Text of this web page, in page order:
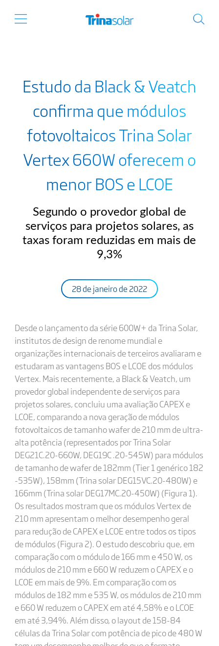
Estudo da Black & Veatch
confirma que módulos
fotovoltaicos Trina Solar
Vertex 660W oferecem o
menor BOS e LCOE
Segundo o provedor global de
serviços para projetos solares, as
taxas foram reduzidas em mais de
9,3%
28 de janeiro de 2022
Desde o lançamento da série 600W+ da Trina Solar,
institutos de design de renome mundial e
organizações internacionais de terceiros avaliaram e
estudaram as vantagens BOS e LCOE dos módulos
Vertex. Mais recentemente, a Black & Veatch, um
provedor global independente de serviços para
projetos solares, concluiu uma avaliação CAPEX e
LCOE, comparando a nova geração de módulos
fotovoltaicos de tamanho wafer de 210 mm de ultra-
alta potência (representados por Trina Solar
DEG21C.20-660W, DEG19C .20-545W) para módulos
de tamanho de wafer de 182mm (Tier 1 genérico 182
-535W), 158mm (Trina solar DEG15VC.20-480W) e
166mm (Trina solar DEG17MC.20-450W) (Figura 1).
Os resultados mostram que os módulos Vertex de
210 mm apresentam o melhor desempenho geral
para redução de CAPEX e LCOE entre todos os tipos
de módulos (Figura 2). O estudo descobriu que, em
comparação com o módulo de 166 mm e 450 W, os
módulos de 210 mm e 660 W reduzem o CAPEX e o
LCOE em mais de 9%. Em comparação com os
módulos de 182 mm e 535 W, os módulos de 210 mm
e 660 W reduzem o CAPEX em até 4,58% e o LCOE
em até 3,94%. Além disso, o layout de 158-84
células da Trina Solar com potência de pico de 480 W